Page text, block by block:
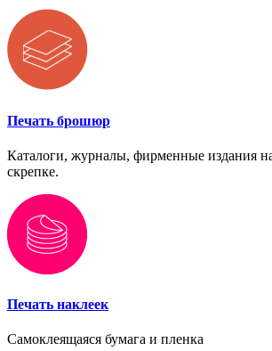
Печать брошюр
Каталоги, журналы, фирменные издания
скрепке.
Печать наклеек
Самоклеящаяся бумага и пленка